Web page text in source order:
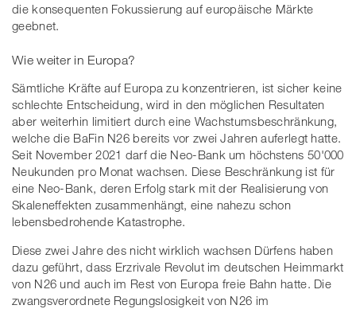
die konsequenten Fokussierung auf europäische Märkte
geebnet.
Wie weiter in Europa?
Sämtliche Kräfte auf Europa zu konzentrieren, ist sicher keine
schlechte Entscheidung, wird in den möglichen Resultaten
aber weiterhin limitiert durch eine Wachstumsbeschränkung,
welche die BaFin N26 bereits vor zwei Jahren auferlegt hatte.
Seit November 2021 darf die Neo-Bank um höchstens 50'000
Neukunden pro Monat wachsen. Diese Beschränkung ist für
eine Neo-Bank, deren Erfolg stark mit der Realisierung von
Skaleneffekten zusammenhängt, eine nahezu schon
lebensbedrohende Katastrophe.
Diese zwei Jahre des nicht wirklich wachsen Dürfens haben
dazu geführt, dass Erzrivale Revolut im deutschen Heimmarkt
von N26 und auch im Rest von Europa freie Bahn hatte. Die
zwangsverordnete Regungslosigkeit von N26 im